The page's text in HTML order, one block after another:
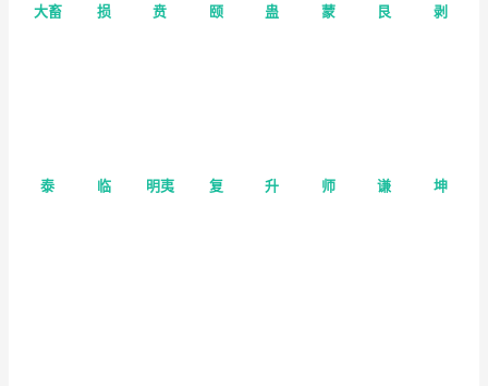
大畜 损 贲 颐 蛊 蒙 艮 剥
泰 临 明夷 复 升 师 谦 坤